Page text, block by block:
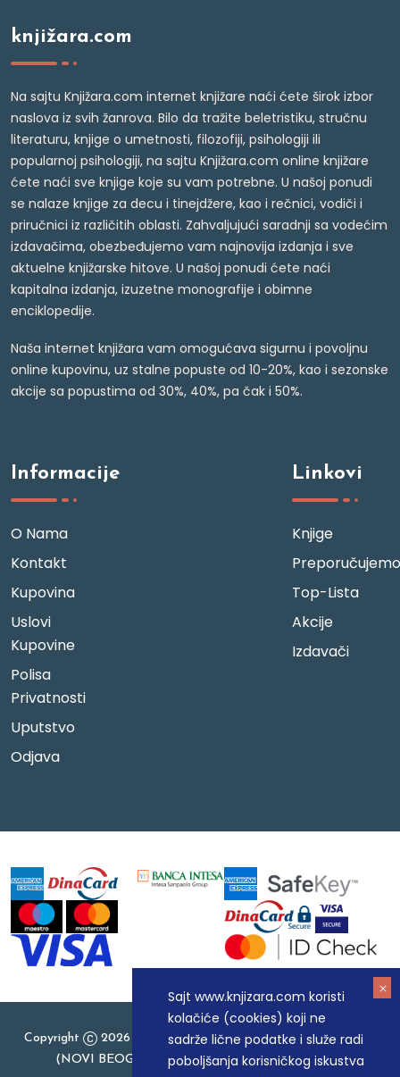
Sajt www.knjizara.com koristi
kolačiće (cookies) koji ne
sadrže lične podatke i služe radi
poboljšanja korisničkog iskustva
knjižara.com
Na sajtu Knjižara.com internet knjižare naći ćete širok izbor
naslova iz svih žanrova. Bilo da tražite beletristiku, stručnu
literaturu, knjige o umetnosti, filozofiji, psihologiji ili
popularnoj psihologiji, na sajtu Knjižara.com online knjižare
ćete naći sve knjige koje su vam potrebne. U našoj ponudi
se nalaze knjige za decu i tinejdžere, kao i rečnici, vodiči i
priručnici iz različitih oblasti. Zahvaljujući saradnji sa vodećim
izdavačima, obezbeđujemo vam najnovija izdanja i sve
aktuelne knjižarske hitove. U našoj ponudi ćete naći
kapitalna izdanja, izuzetne monografije i obimne
enciklopedije.
Naša internet knjižara vam omogućava sigurnu i povoljnu
online kupovinu, uz stalne popuste od 10-20%, kao i sezonske
akcije sa popustima od 30%, 40%, pa čak i 50%.
Informacije
O Nama
Kontakt
Kupovina
Uslovi
Kupovine
Polisa
Privatnosti
Uputstvo
Odjava
Linkovi
Knjige
Preporučujemo
Top-Lista
Akcije
Izdavači
Copyright
2026 Knjizara.com - MAKART DOO BEOGRAD
(NOVI BEOGRAD), PIB: 105184104, MB: 20337524